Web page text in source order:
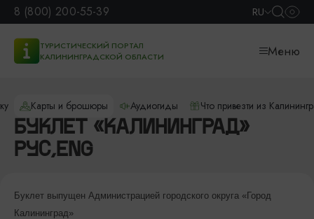
8 (800) 200-55-39 RU
ТУРИСТИЧЕСКИЙ ПОРТАЛ
КАЛИНИНГРАДСКОЙ ОБЛАСТИ
Меню
Карты и брошюры Аудиогиды Что привезти из
БУКЛЕТ «КАЛИНИНГРАД»
РУС,ENG
Буклет выпущен Администрацией городского округа «Город
Калининград»